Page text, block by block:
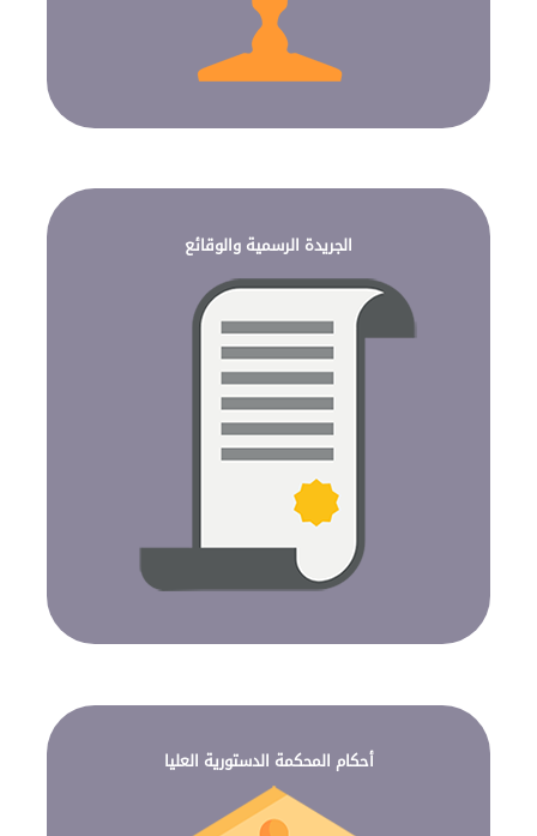
الجريدة الرسمية والوقائع
أحكام المحكمة الدستورية العليا